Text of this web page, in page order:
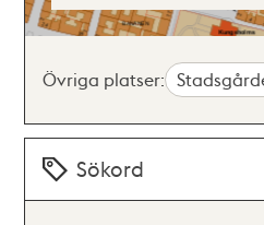
Övriga platser:
Sökord